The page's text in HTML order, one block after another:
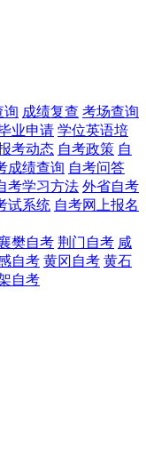
询 成绩复查 考场查询
业申请 学位英语培
考动态 自考政策 自
成绩查询 自考问答
考学习方法 外省自考
试系统 自考网上报名
樊自考 荆门自考 咸
自考 黄冈自考 黄石
自考